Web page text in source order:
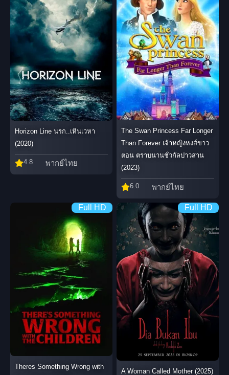
Horizon Line นรก..เหินเวหา
(2020)
4.8 พากย์ไทย
The Swan Princess Far Longer
Than Forever เจ้าหญิงหงส์ขาว
ตอน ตราบนานชั่วกัลปาวสาน
(2023)
6.0 พากย์ไทย
Full HD
Theres Something Wrong with
Full HD
A Woman Called Mother (2025)